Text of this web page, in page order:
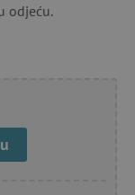
odjeću.